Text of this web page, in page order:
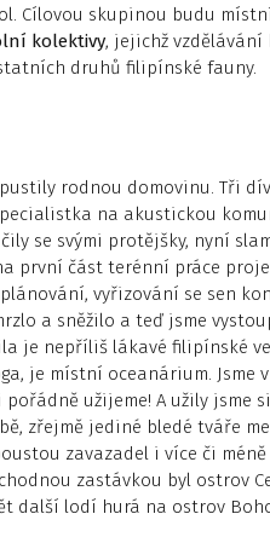
Cílovou skupinou budu
kolektivy, jejichž
druhů filipínské fauny.
rodnou domovinu. Tři
na akustickou
se svými protějšky, nyní
první část terénní práce
vyřizování se sen
a sněžilo a teď jsme
je nepříliš lákavé filipínské
je místní oceanárium. Jsme
užijeme! A užily jsme
zřejmě jediné bledé tváře
zavazadel i více či
zastávkou byl ostrov
další lodí hurá na ostrov